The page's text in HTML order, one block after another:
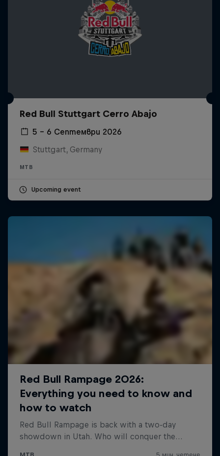
Red Bull Stuttgart Cerro Abajo
5 – 6 Септември 2026
Stuttgart, Germany
MTB
Upcoming event